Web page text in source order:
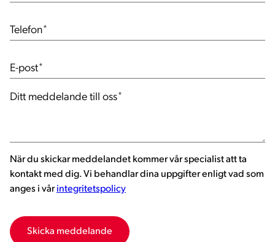
Telefon*
E-post*
Ditt meddelande till oss*
När du skickar meddelandet kommer vår specialist att ta
kontakt med dig. Vi behandlar dina uppgifter enligt vad som
anges i vårintegritetspolicy